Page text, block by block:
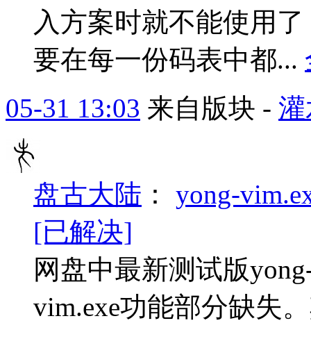
入方案时就不能使用
要在每一份码表中都...
05-31 13:03 来自版块 -
盘古大陆 ： yong-
[已解决]
网盘中最新测试版
vim.exe功能部分缺失